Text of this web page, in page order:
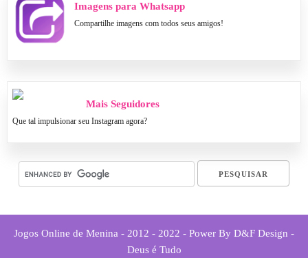
Imagens para Whatsapp
Compartilhe imagens com todos seus amigos!
Mais Seguidores
Que tal impulsionar seu Instagram agora?
Jogos Online de Menina - 2012 - 2022 - Power By D&F Design -
Deus é Tudo